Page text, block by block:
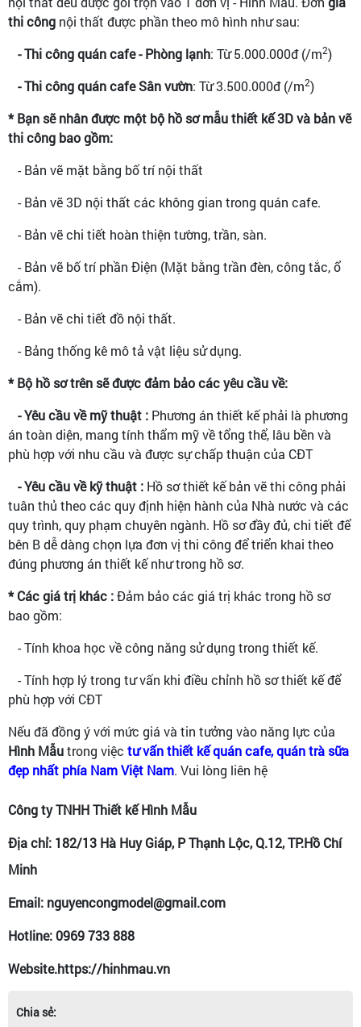
thi công nội thất được phần theo mô hình như sau:
- Thi công quán cafe - Phòng lạnh: Từ 5.000.000đ (/m2)
- Thi công quán cafe Sân vườn: Từ 3.500.000đ (/m2)
* Bạn sẽ nhân được một bộ hồ sơ mẫu thiết kế 3D và bản vẽ
thi công bao gồm:
- Bản vẽ mặt bằng bố trí nội thất
- Bản vẽ 3D nội thất các không gian trong quán cafe.
- Bản vẽ chi tiết hoàn thiện tường, trần, sàn.
- Bản vẽ bố trí phần Điện (Mặt bằng trần đèn, công tắc, ổ
cắm).
- Bản vẽ chi tiết đồ nội thất.
- Bảng thống kê mô tả vật liệu sử dụng.
* Bộ hồ sơ trên sẽ được đảm bảo các yêu cầu về:
- Yêu cầu về mỹ thuật : Phương án thiết kế phải là phương
án toàn diện, mang tính thẩm mỹ về tổng thể, lâu bền và
phù hợp với nhu cầu và được sự chấp thuận của CĐT
- Yêu cầu về kỹ thuật : Hồ sơ thiết kế bản vẽ thi công phải
tuân thủ theo các quy định hiện hành của Nhà nước và các
quy trình, quy phạm chuyên ngành. Hồ sơ đầy đủ, chi tiết để
bên B dễ dàng chọn lựa đơn vị thi công để triển khai theo
đúng phương án thiết kế như trong hồ sơ.
* Các giá trị khác :Đảm bảo các giá trị khác trong hồ sơ
bao gồm:
- Tính khoa học về công năng sử dụng trong thiết kế.
- Tính hợp lý trong tư vấn khi điều chỉnh hồ sơ thiết kế để
phù hợp với CĐT
Nếu đã đồng ý với mức giá và tin tưởng vào năng lực của
Hình Mẫutrong việc tư vấn thiết kế quán cafe, quán trà sữa
đẹp nhất phía Nam Việt Nam. Vui lòng liên hệ
Công ty TNHH Thiết kế Hình Mẫu
Địa chỉ: 182/13 Hà Huy Giáp, P Thạnh Lộc, Q.12, TP.Hồ Chí
Minh
Email: nguyencongmodel@gmail.com
Hotline: 0969 733 888
Website.https://hinhmau.vn
Chia sẻ: